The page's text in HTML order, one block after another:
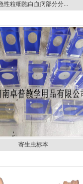
性粒细胞白血病部分分...
寄生虫标本